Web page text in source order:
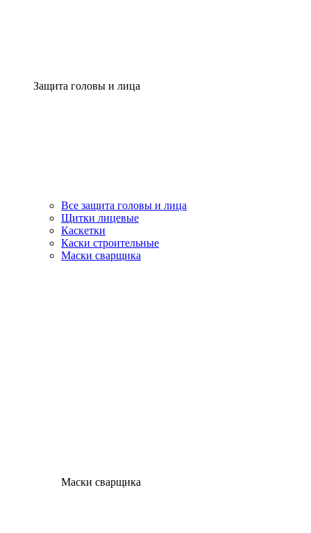
Защита головы и лица
Все защита головы и лица
Щитки лицевые
Каскетки
Каски строительные
Маски сварщика
Маски сварщика